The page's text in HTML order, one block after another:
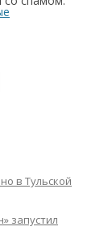
в Тульской
запустил